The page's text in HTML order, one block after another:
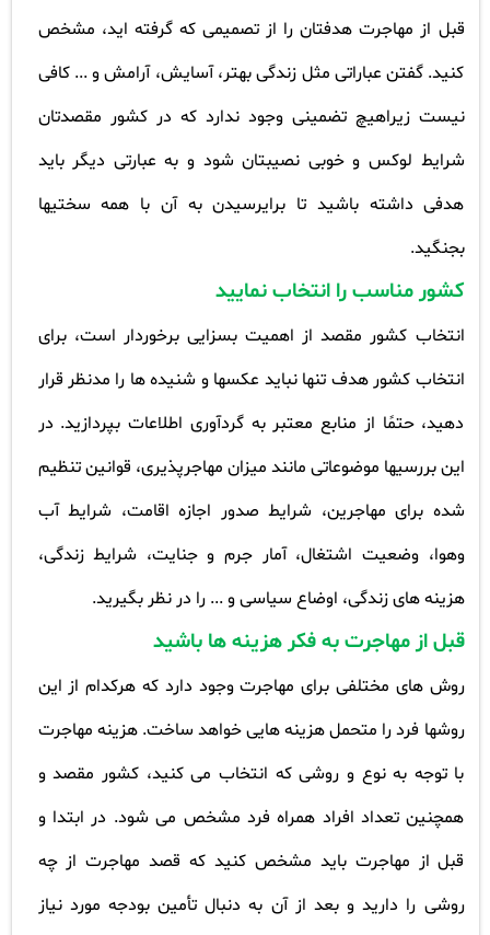
قبل از مهاجرت هدفتان را از تصمیمی که گرفته اید، مشخص
کنید. گفتن عباراتی مثل زندگی بهتر، آسایش، آرامش و ... کافی
نیست زیراهیچ تضمینی وجود ندارد که در کشور مقصدتان
شرایط لوکس و خوبی نصیبتان شود و به عبارتی دیگر باید
هدفی داشته باشید تا برایرسیدن به آن با همه سختیها
بجنگید.
کشور مناسب را انتخاب نمایید
انتخاب کشور مقصد از اهمیت بسزایی برخوردار است، برای
انتخاب کشور هدف تنها نباید عکسها و شنیده ها را مدنظر قرار
دهید، حتمًا از منابع معتبر به گردآوری اطلاعات بپردازید. در
این بررسیها موضوعاتی مانند میزان مهاجرپذیری، قوانین تنظیم
شده برای مهاجرین، شرایط صدور اجازه اقامت، شرایط آب
وهوا، وضعیت اشتغال، آمار جرم و جنایت، شرایط زندگی،
هزینه های زندگی، اوضاع سیاسی و ... را در نظر بگیرید.
قبل از مهاجرت به فکر هزینه ها باشید
روش های مختلفی برای مهاجرت وجود دارد که هرکدام از این
روشها فرد را متحمل هزینه هایی خواهد ساخت. هزینه مهاجرت
با توجه به نوع و روشی که انتخاب می کنید، کشور مقصد و
همچنین تعداد افراد همراه فرد مشخص می شود. در ابتدا و
قبل از مهاجرت باید مشخص کنید که قصد مهاجرت از چه
روشی را دارید و بعد از آن به دنبال تأمین بودجه مورد نیاز